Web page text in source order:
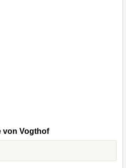
von Vogthof